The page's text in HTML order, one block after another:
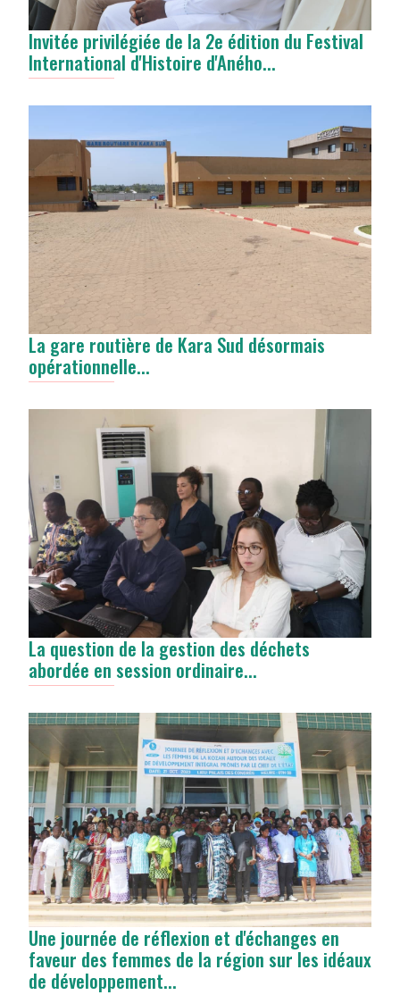
Invitée privilégiée de la 2e édition du Festival
International d'Histoire d'Aného...
La gare routière de Kara Sud désormais
opérationnelle...
La question de la gestion des déchets
abordée en session ordinaire...
Une journée de réflexion et d'échanges en
faveur des femmes de la région sur les idéaux
de développement...